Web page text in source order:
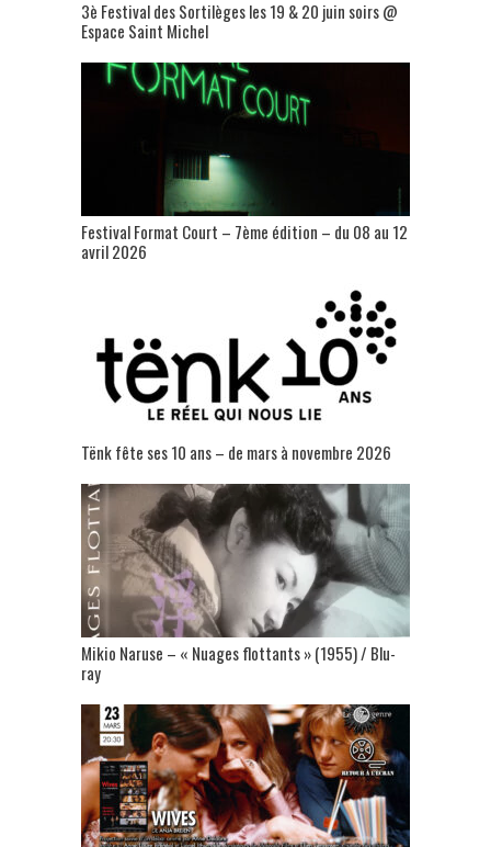
3è Festival des Sortilèges les 19 & 20 juin soirs @
Espace Saint Michel
Festival Format Court – 7ème édition – du 08 au 12
avril 2026
Tënk fête ses 10 ans – de mars à novembre 2026
Mikio Naruse – « Nuages flottants » (1955) / Blu-
ray